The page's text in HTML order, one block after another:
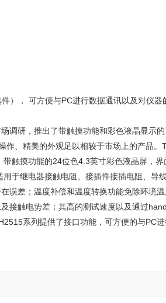
）， 可方便与PC进行数据通讯以及对仪器
调研，推出了带触摸功能和彩色液晶显示
作、精美的外观足以相较于市场上的产品
触摸功能的24位色4.3英寸彩色液晶屏，
于继电器接触电阻、接插件接插电阻、导
误差；温度补偿和温度转换功能免除环境
接触电势差；其高的测试速度以及通过
系列提供了接口功能，可方便的与PC进